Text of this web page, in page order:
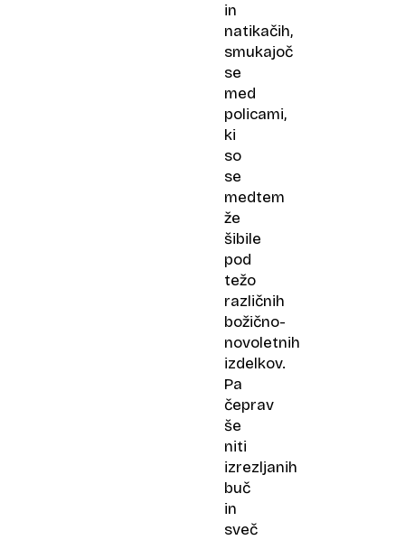
in
natikačih,
smukajoč
se
med
policami,
ki
so
se
medtem
že
šibile
pod
težo
različnih
božično-
novoletnih
izdelkov.
Pa
čeprav
še
niti
izrezljanih
buč
in
sveč